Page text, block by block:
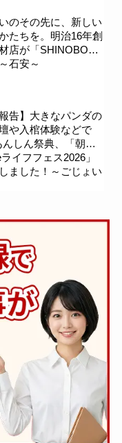
のその先に、新しい
たちを。明治16年創
店が「SHINOBO」
石安～
報告】大きなパンダの
や入棺体験などで
んしん祭典、「朝日
イフフェス2026」
ました！～ごじょい